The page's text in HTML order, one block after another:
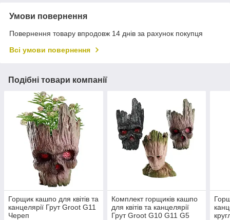
Умови повернення
Повернення товару впродовж 14 днів за рахунок покупця
Всі умови повернення
Подібні товари компанії
Горщик кашпо для квітів та
канцелярії Грут Groot G11
Череп
Комплект горщиків кашпо
для квітів та канцелярії
Грут Groot G10 G11 G5